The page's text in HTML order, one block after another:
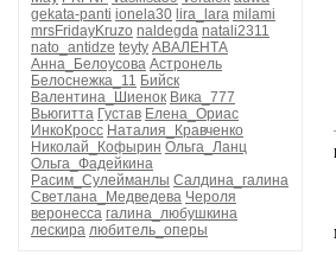
gekata-panti ionela30 lira_lara milami
mrsFridayKruzo naldegda natali2311
nato_antidze teyty АВАЛЕНТА
Анна_Белоусова Астронель
Белоснежка_11 Бийск
Валентина_Шиенок Вика_777
Вьюгитта Густав Елена_Ориас
ИнкоКросс Наталия_Кравченко
Николай_Кофырин Ольга_Ланц
Ольга_Фадейкина
Расим_Сулейманлы Салдина_галина
Светлана_Медведева Чероля
веронесса галина_любушкина
лескира любитель_оперы